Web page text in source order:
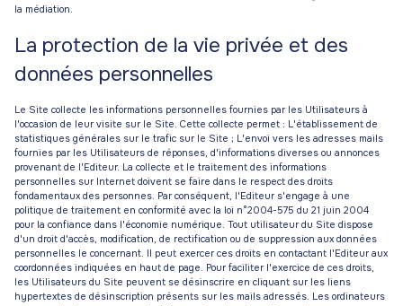
la médiation.
La protection de la vie privée et des
données personnelles
Le Site collecte les informations personnelles fournies par les Utilisateurs à
l'occasion de leur visite sur le Site. Cette collecte permet : L'établissement de
statistiques générales sur le trafic sur le Site ; L'envoi vers les adresses mails
fournies par les Utilisateurs de réponses, d'informations diverses ou annonces
provenant de l'Editeur. La collecte et le traitement des informations
personnelles sur Internet doivent se faire dans le respect des droits
fondamentaux des personnes. Par conséquent, l'Editeur s'engage à une
politique de traitement en conformité avec la loi n°2004-575 du 21 juin 2004
pour la confiance dans l'économie numérique. Tout utilisateur du Site dispose
d'un droit d'accès, modification, de rectification ou de suppression aux données
personnelles le concernant. Il peut exercer ces droits en contactant l'Editeur aux
coordonnées indiquées en haut de page. Pour faciliter l'exercice de ces droits,
les Utilisateurs du Site peuvent se désinscrire en cliquant sur les liens
hypertextes de désinscription présents sur les mails adressés. Les ordinateurs